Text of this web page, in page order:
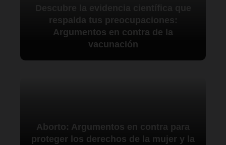
respalda tus preocupaciones:
Argumentos en contra de la
vacunación
Aborto: Argumentos en contra para
proteger los derechos de la mujer y la